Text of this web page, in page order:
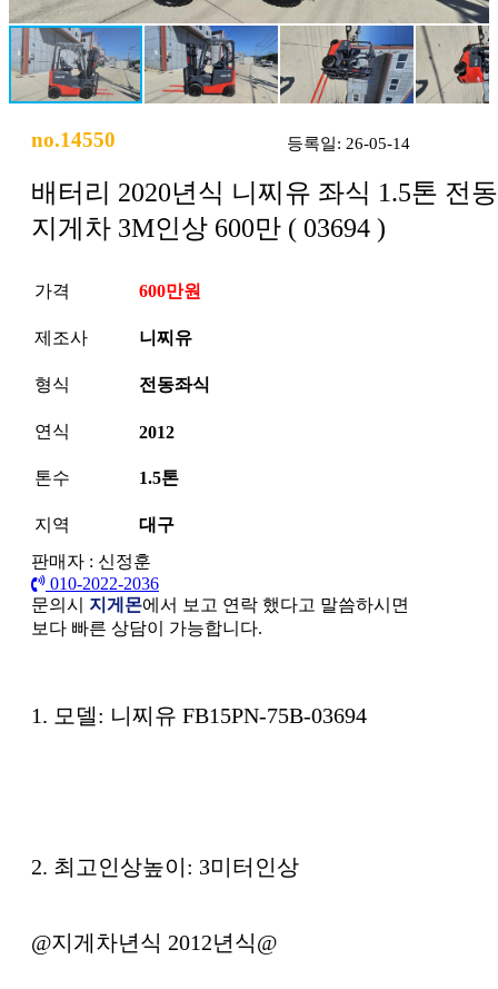
no.14550 등록일: 26-05-14
배터리 2020년식 니찌유 좌식 1.5톤 전동
지게차 3M인상 600만 ( 03694 )
가격 600만원
제조사 니찌유
형식 전동좌식
연식 2012
톤수 1.5톤
지역
대구
판매자 : 신정훈
010-2022-2036
문의시 지게몬에서 보고 연락 했다고 말씀하시면
보다 빠른 상담이 가능합니다.
본문
1. 모델: 니찌유 FB15PN-75B-03694
2. 최고인상높이: 3미터인상
@지게차년식 2012년식@